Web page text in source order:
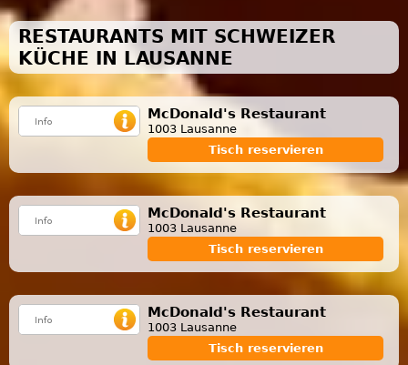
RESTAURANTS MIT SCHWEIZER
KÜCHE IN LAUSANNE
McDonald's Restaurant
1003 Lausanne
Tisch reservieren
McDonald's Restaurant
1003 Lausanne
Tisch reservieren
McDonald's Restaurant
1003 Lausanne
Tisch reservieren